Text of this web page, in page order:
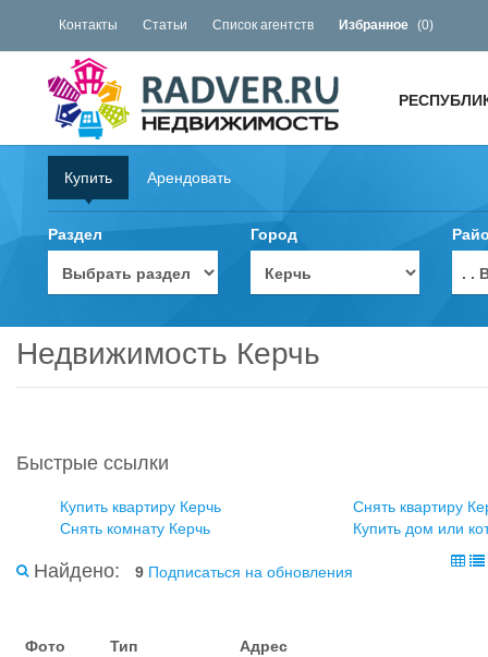
Контакты Статьи Список агентств Избранное (0)
Купить Арендовать
Раздел Город
. .
Недвижимость Керчь
Быстрые ссылки
Купить квартиру Керчь
Снять квартиру
Снять комнату Керчь
Купить дом или
Найдено: 9 Подписаться на обновления
Фото Тип Адрес